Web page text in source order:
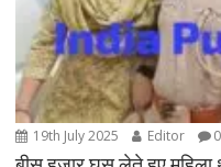
19th July 2025 Editor 0